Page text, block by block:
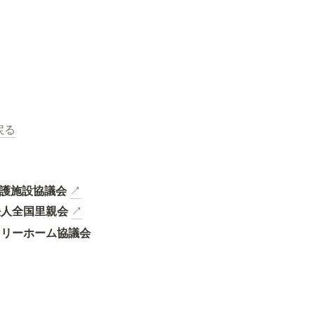
る
施設協議会 ↗
国里親会 ↗
ホーム協議会